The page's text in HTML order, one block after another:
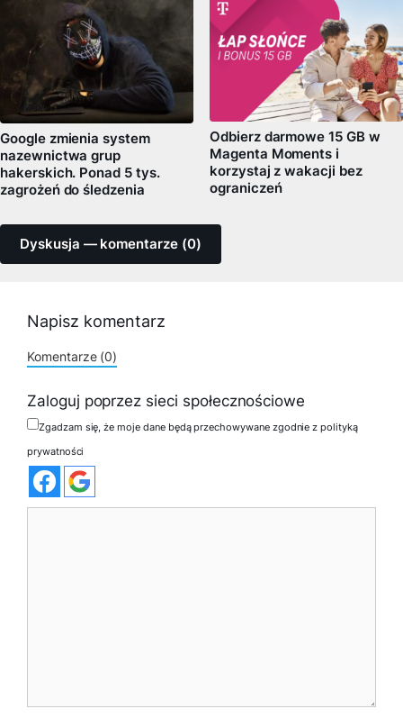
Google zmienia system
nazewnictwa grup
hakerskich. Ponad 5 tys.
zagrożeń do śledzenia
Odbierz darmowe 15 GB w
Magenta Moments i
korzystaj z wakacji bez
ograniczeń
Dyskusja — komentarze (0)
Napisz komentarz
Komentarze (0)
Zaloguj poprzez sieci społecznościowe
Zgadzam się, że moje dane będą przechowywane zgodnie z polityką
prywatności